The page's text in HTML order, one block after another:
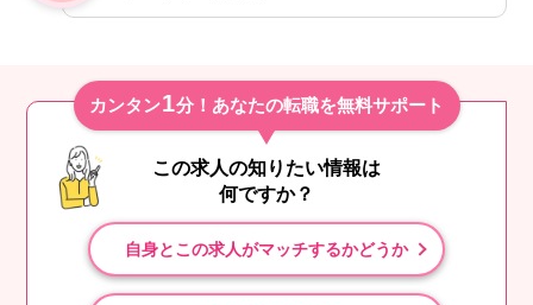
カンタン1分！あなたの転職を無料サポート
この求人の知りたい情報は
何ですか？
自身とこの求人がマッチするかどうか